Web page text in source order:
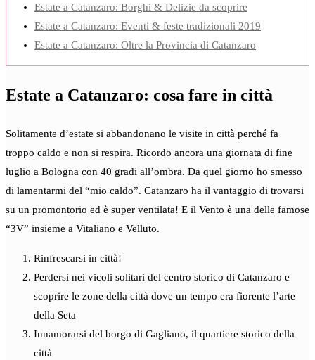
Estate a Catanzaro: Borghi & Delizie da scoprire
Estate a Catanzaro: Eventi & feste tradizionali 2019
Estate a Catanzaro: Oltre la Provincia di Catanzaro
Estate a Catanzaro: cosa fare in città
Solitamente d’estate si abbandonano le visite in città perché fa
troppo caldo e non si respira. Ricordo ancora una giornata di fine
luglio a Bologna con 40 gradi all’ombra. Da quel giorno ho smesso
di lamentarmi del “mio caldo”. Catanzaro ha il vantaggio di trovarsi
su un promontorio ed è super ventilata! E il Vento è una delle famose
“3V” insieme a Vitaliano e Velluto.
Rinfrescarsi in città!
Perdersi nei vicoli solitari del centro storico di Catanzaro e
scoprire le zone della città dove un tempo era fiorente l’arte
della Seta
Innamorarsi del borgo di Gagliano, il quartiere storico della
città